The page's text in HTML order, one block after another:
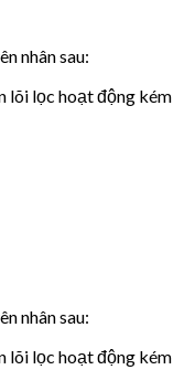
nhân sau:
lõi lọc hoạt động kém
nhân sau:
lõi lọc hoạt động kém